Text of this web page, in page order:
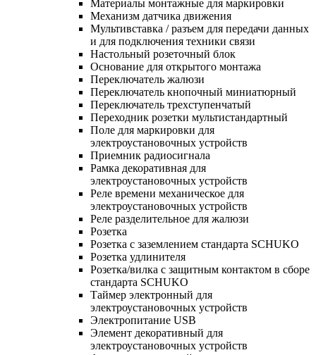
Материалы монтажные для маркировки
Механизм датчика движения
Мультивставка / разъем для передачи данных
и для подключения техники связи
Настольный розеточный блок
Основание для открытого монтажа
Переключатель жалюзи
Переключатель кнопочный миниатюрный
Переключатель трехступенчатый
Переходник розетки мультистандартный
Поле для маркировки для
электроустановочных устройств
Приемник радиосигнала
Рамка декоративная для
электроустановочных устройств
Реле времени механическое для
электроустановочных устройств
Реле разделительное для жалюзи
Розетка
Розетка с заземлением стандарта SCHUKO
Розетка удлинителя
Розетка/вилка с защитным контактом в сборе
стандарта SCHUKO
Таймер электронный для
электроустановочных устройств
Электропитание USB
Элемент декоративный для
электроустановочных устройств